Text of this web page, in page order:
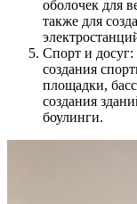
оболочек для
также для
Спорт и досуг:
создания
площадки,
создания
боулинги.